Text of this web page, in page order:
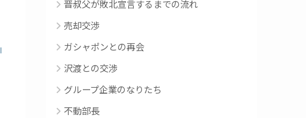
晋叔父が敗北宣言するまでの流れ
売却交渉
ガシャポンとの再会
沢渡との交渉
グループ企業のなりたち
不動部長